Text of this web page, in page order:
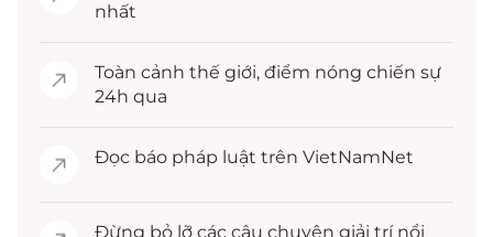
nhất
Toàn cảnh thế giới, điểm nóng chiến sự
24h qua
Đọc báo pháp luật trên VietNamNet
Đừng bỏ lỡ các câu chuyện giải trínổi